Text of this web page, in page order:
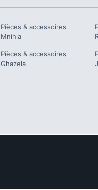
Pièces & accessoires
Mnihla
Pièces & accessoires
Ghazela